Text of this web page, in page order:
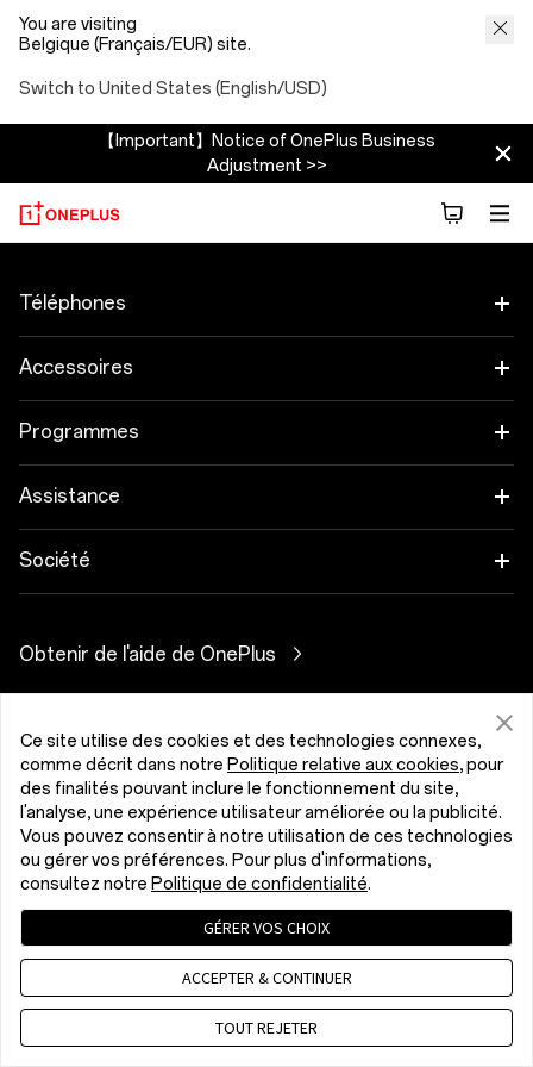
You are visiting
Belgique (Français/EUR) site.
Switch to United States (English/USD)
【Important】Notice of OnePlus Business
Adjustment >>
Téléphones
OnePlus 15
OnePlus Nord 5
Accessoires
Tablette
Coques & Protections
Alimentation et Câbles
Programmes
Associez vos appareils OnePlus
Reprise OnePlus
Assistance
FAQ Shopping
Service de réparation
Nous contacter
Dépannage
Accessibilité
Société
Red Cable Club
OnePlus Store App
OxygenOS
Emploi
Durabilité
Belgique (Français)
Obtenir de l'aide de OnePlus
Politique de confidentialité
Accord utilisateur
Cookie Settings
© 2013 - 2026 OnePlus. All Rights Reserved.
Ce site utilise des cookies et des technologies connexes,
comme décrit dans notre Politique relative aux cookies, pour
des finalités pouvant inclure le fonctionnement du site,
l'analyse, une expérience utilisateur améliorée ou la publicité.
Vous pouvez consentir à notre utilisation de ces technologies
ou gérer vos préférences. Pour plus d'informations,
consultez notre Politique de confidentialité.
GÉRER VOS CHOIX
ACCEPTER & CONTINUER
TOUT REJETER